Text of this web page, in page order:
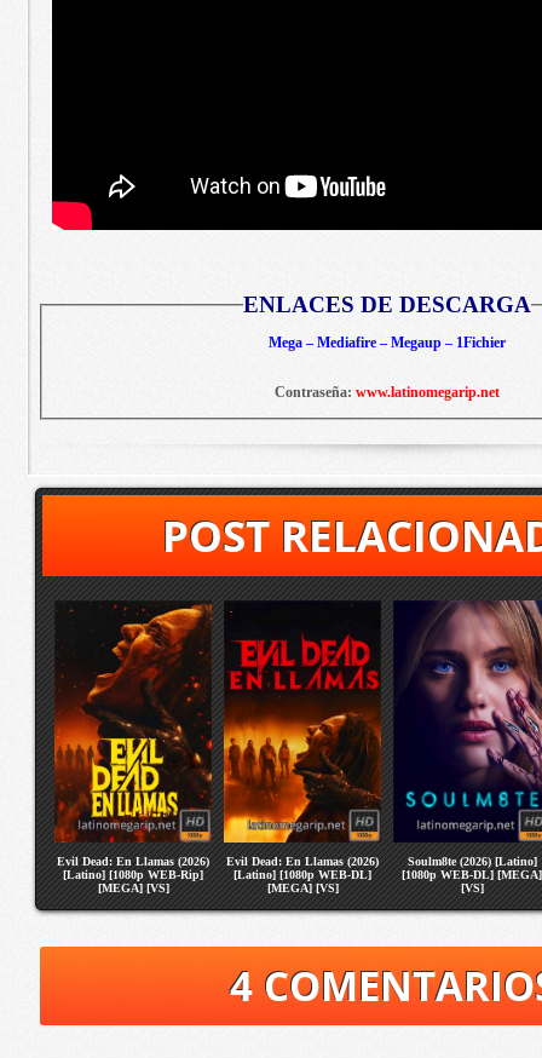
ENLACES DE DESCARGA
Mega – Mediafire – Megaup – 1Fichier
Contraseña: www.latinomegarip.net
POST
Evil Dead: En Llamas (2026)
[Latino] [1080p WEB-Rip]
[MEGA] [VS]
Evil Dead: En Llamas (2026)
[Latino] [1080p WEB-DL]
[MEGA] [VS]
Soulm8te (2026) [Latino]
[1080p WEB-DL] [MEGA]
[VS]
4